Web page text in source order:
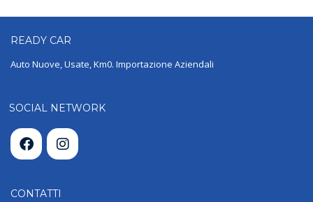
READY CAR
Auto Nuove, Usate, Km0. Importazione Aziendali
SOCIAL NETWORK
CONTATTI